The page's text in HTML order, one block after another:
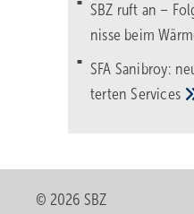
SBZ ruft an –
nisse beim
SFA Sanibroy:
tertenServices
© 2026 SBZ